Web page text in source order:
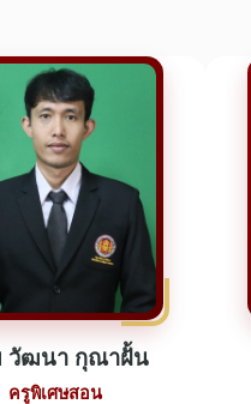
วัฒนา กุณาฝั้น
ครูพิเศษสอน